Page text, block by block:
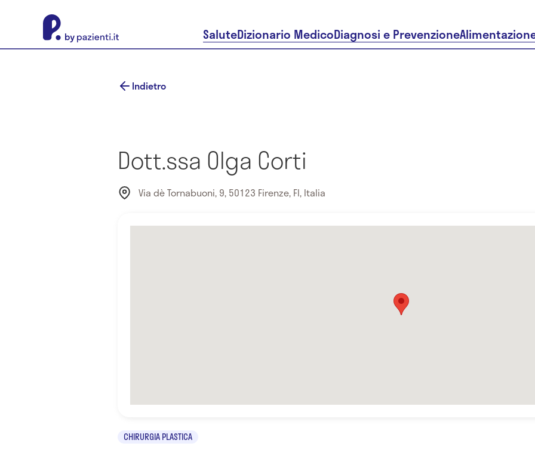
SaluteDizionario MedicoDiagnosi e Prevenzione
Indietro
Dott.ssa Olga Corti
Via dè Tornabuoni, 9, 50123 Firenze, FI, Italia
CHIRURGIA PLASTICA